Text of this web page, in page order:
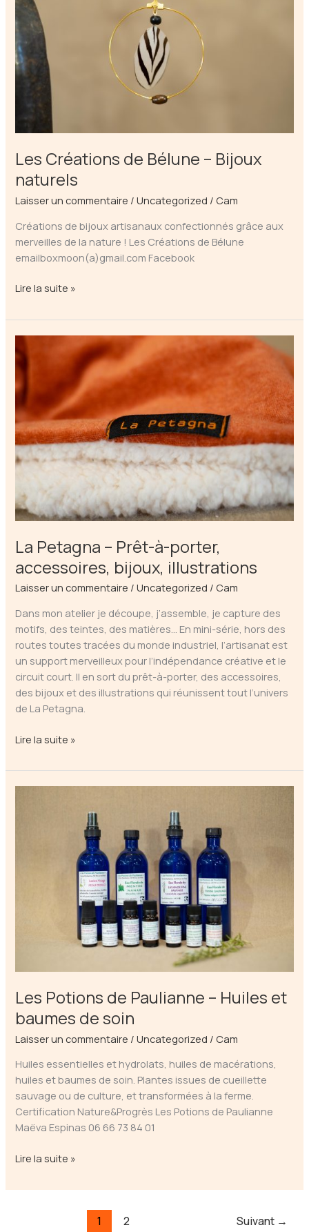
Les Créations de Bélune – Bijoux
naturels
Laisser un commentaire /Uncategorized / Cam
Créations de bijoux artisanaux confectionnés grâce aux
merveilles de la nature ! Les Créations de Bélune
emailboxmoon(a)gmail.com Facebook
Les
de
Bélune
–
Bijoux
naturels
Lire la suite »
La Petagna – Prêt-à-porter,
accessoires, bijoux, illustrations
Laisser un commentaire /Uncategorized / Cam
Dans mon atelier je découpe, j’assemble, je capture des
motifs, des teintes, des matières… En mini-série, hors des
routes toutes tracées du monde industriel, l’artisanat est
un support merveilleux pour l’indépendance créative et le
circuit court. Il en sort du prêt-à-porter, des accessoires,
des bijoux et des illustrations qui réunissent tout l’univers
de La Petagna.
La
–
Prêt-
Lire la suite »
Les Potions de Paulianne – Huiles et
baumes de soin
Laisser un commentaire /Uncategorized / Cam
Huiles essentielles et hydrolats, huiles de macérations,
huiles et baumes de soin. Plantes issues de cueillette
sauvage ou de culture, et transformées à la ferme.
Certification Nature&Progrès Les Potions de Paulianne
Maëva Espinas 06 66 73 84 01
Les
de
Lire la suite »
1 2 Suivant →